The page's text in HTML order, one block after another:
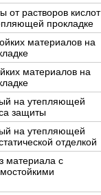
от растворов кислот
прокладке
материалов на
материалов на
на утепляющей
защиты
на утепляющей
отделкой
материала с